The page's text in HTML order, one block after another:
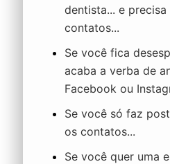
dentista... e
contatos...
Se você fica
acaba a verba de
Facebook ou
Se você só faz
os contatos...
Se você quer uma